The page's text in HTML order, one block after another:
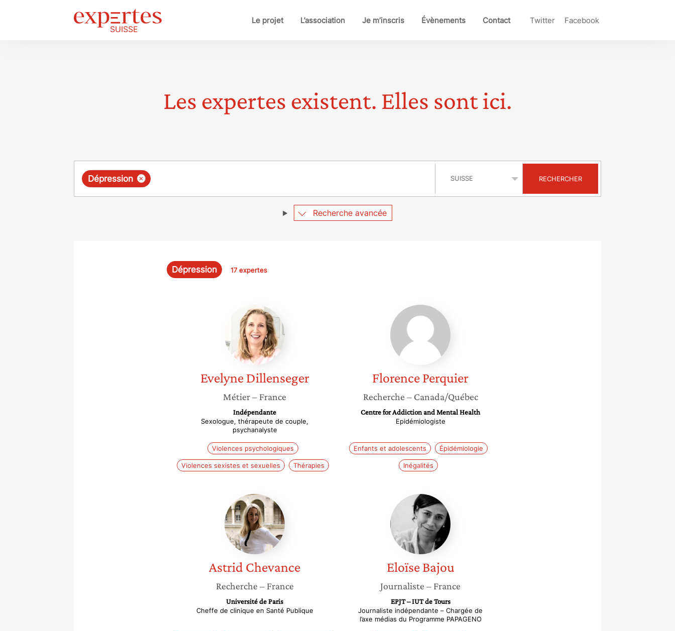
Le projet L’association Je m’inscris Évènements Contact Twitter Facebook
Les expertes existent. Elles sont ici.
Requête ×
Dépression RECHERCHER
Recherche avancée
Dépression 17 expertes
Evelyne
Dillenseger
Evelyne Dillenseger
Métier– France
Indépendante
Sexologue, thérapeute de couple,
psychanalyste
Violences psychologiques
Violences sexistes et sexuelles Thérapies
Florence
Perquier
FlorencePerquier
Recherche – Canada/Québec
Centre for Addiction and Mental Health
Epidémiologiste
Enfants et adolescents Épidémiologie
Inégalités
Astrid
Chevance
Astrid Chevance
Recherche – France
Université de Paris
Cheffe de clinique en Santé Publique
Eloïse
Bajou
Eloïse Bajou
Journaliste – France
EPJT – IUT de Tours
Journaliste indépendante – Chargée de
l’axe médias du Programme PAPAGENO